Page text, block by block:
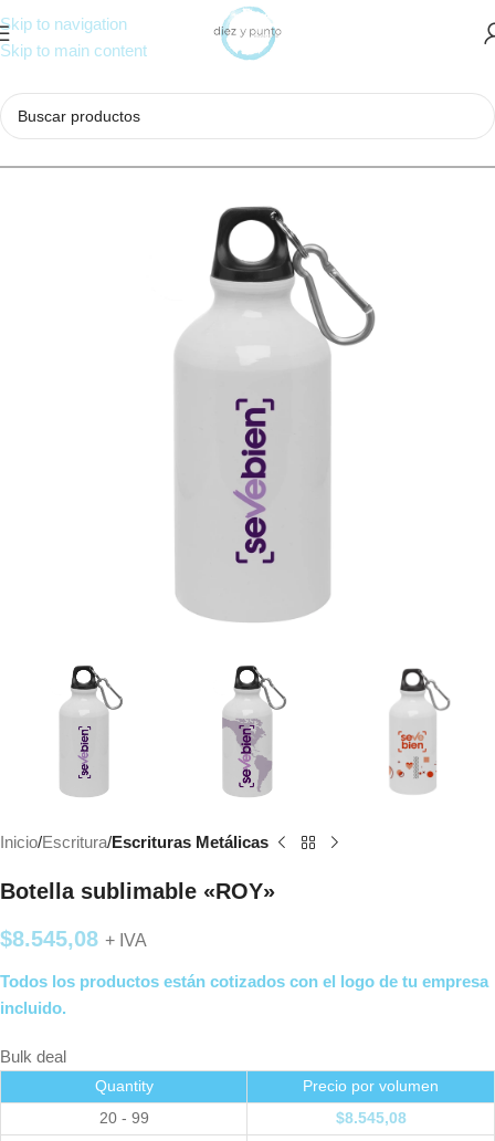
Skip to navigation
Skip to main content
Inicio Escritura Escrituras Metálicas
Botella sublimable «ROY»
$8.545,08 + IVA
Todos los productos están cotizados con el logo de tu empresa
incluido.
Bulk deal
Quantity
Precio por volumen
20 - 99
$8.545,08